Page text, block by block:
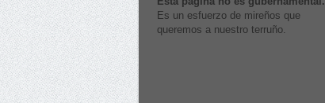
Es un esfuerzo de mireños que
queremos a nuestro terruño.